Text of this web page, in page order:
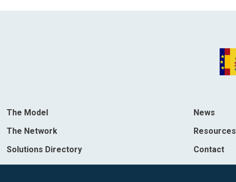
The Model
The Network
Solutions Directory
Destinations
News
Resources
Contact